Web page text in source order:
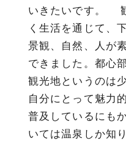
いきたいです。
く生活を通じて、
景観、自然、人が
できました。都心
観光地というのは
自分にとって魅力
普及しているにも
いては温泉しか知